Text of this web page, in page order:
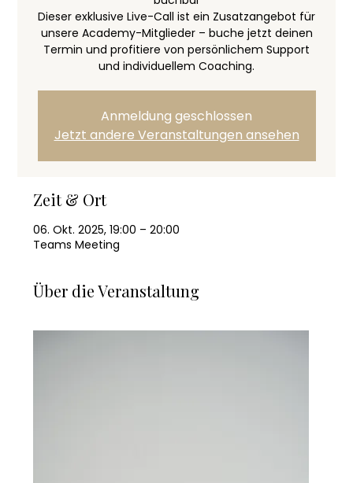
Dieser exklusive Live-Call ist ein Zusatzangebot für
unsere Academy-Mitglieder – buche jetzt deinen
Termin und profitiere von persönlichem Support
und individuellem Coaching.
Anmeldung geschlossen
Jetzt andere Veranstaltungen ansehen
Zeit & Ort
06. Okt. 2025, 19:00 – 20:00
Teams Meeting
Über die Veranstaltung